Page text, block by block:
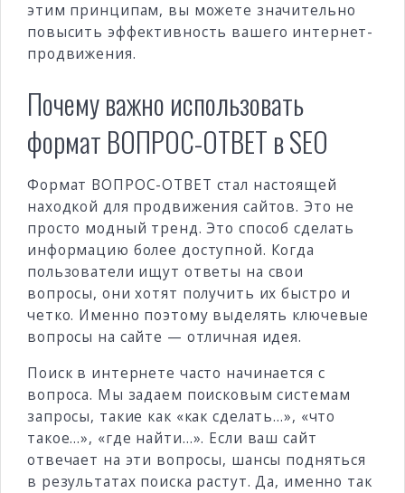
этим принципам, вы можете значительно
повысить эффективность вашего интернет-
продвижения.
Почему важно использовать
формат ВОПРОС-ОТВЕТ в SEO
Формат ВОПРОС-ОТВЕТ стал настоящей
находкой для продвижения сайтов. Это не
просто модный тренд. Это способ сделать
информацию более доступной. Когда
пользователи ищут ответы на свои
вопросы, они хотят получить их быстро и
четко. Именно поэтому выделять ключевые
вопросы на сайте — отличная идея.
Поиск в интернете часто начинается с
вопроса. Мы задаем поисковым системам
запросы, такие как «как сделать…», «что
такое…», «где найти…». Если ваш сайт
отвечает на эти вопросы, шансы подняться
в результатах поиска растут. Да, именно так